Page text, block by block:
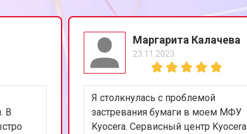
В
Маргарита Калачева
23.11.2023
Я столкнулась с проблемой
застревания бумаги в моем МФУ
Kyocera. Сервисный центр Kyocera